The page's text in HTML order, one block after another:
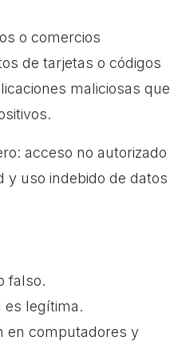
o comercios
de tarjetas o códigos
maliciosas que
acceso no autorizado
uso indebido de datos
falso.
es legítima.
en computadores y